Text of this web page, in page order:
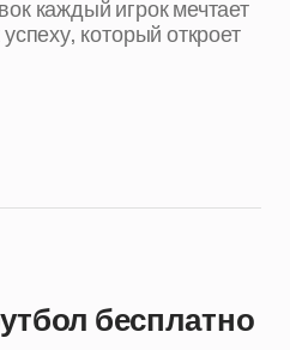
каждый игрок мечтает
который откроет
бесплатно